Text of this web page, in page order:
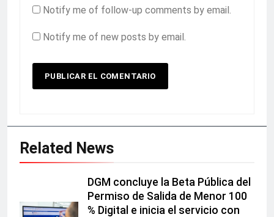
Notify me of follow-up comments by email.
Notify me of new posts by email.
Related News
DGM concluye la Beta Pública del
Permiso de Salida de Menor 100
% Digital e inicia el servicio con